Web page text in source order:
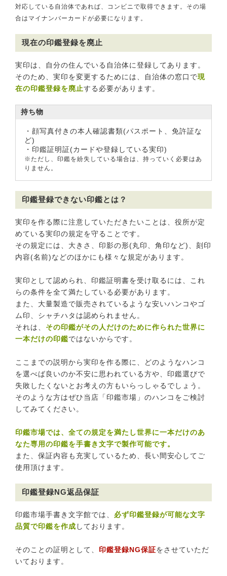
対応している自治体であれば、コンビニで取得できます。その場
合はマイナンバーカードが必要になります。
現在の印鑑登録を廃止
実印は、自分の住んでいる自治体に登録してあります。
そのため、実印を変更するためには、自治体の窓口で現
在の印鑑登録を廃止する必要があります。
持ち物
・顔写真付きの本人確認書類(パスポート、免許証な
ど)
・印鑑証明証(カードや登録している実印)
※ただし、印鑑を紛失している場合は、持っていく必要はあ
りません。
印鑑登録できない印鑑とは？
実印を作る際に注意していただきたいことは、役所が定
めている実印の規定を守ることです。
その規定には、大きさ、印影の形(丸印、角印など)、刻印
内容(名前)などのほかにも様々な規定があります。
実印として認められ、印鑑証明書を受け取るには、これ
らの条件を全て満たしている必要があります。
また、大量製造で販売されているような安いハンコやゴ
ム印、シャチハタは認められません。
それは、 その印鑑がその人だけのために作られた世界に
一本だけの印鑑ではないからです。
ここまでの説明から実印を作る際に、どのようなハンコ
を選べば良いのか不安に思われている方や、印鑑選びで
失敗したくないとお考えの方もいらっしゃるでしょう。
そのような方はぜひ当店「印鑑市場」のハンコをご検討
してみてください。
印鑑市場では、全ての規定を満たし世界に一本だけのあ
なた専用の印鑑を手書き文字で製作可能です。
また、保証内容も充実しているため、長い間安心してご
使用頂けます。
印鑑登録NG返品保証
印鑑市場手書き文字館では、 必ず印鑑登録が可能な文字
品質で印鑑を作成 しております。
そのことの証明として、 印鑑登録NG保証をさせていただ
いております。